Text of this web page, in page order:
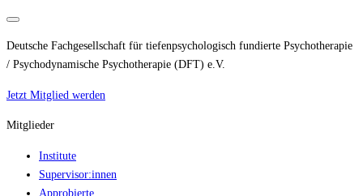
Deutsche Fachgesellschaft für tiefenpsychologisch fundierte Psychotherapie
/ Psychodynamische Psychotherapie (DFT) e.V.
Jetzt Mitglied werden
Mitglieder
Institute
Supervisor:innen
Approbierte